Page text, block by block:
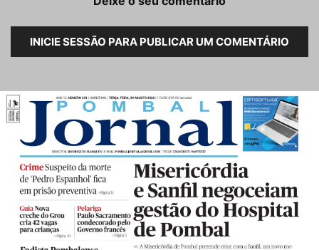
INICIE SESSÃO PARA PUBLICAR UM COMENTÁRIO